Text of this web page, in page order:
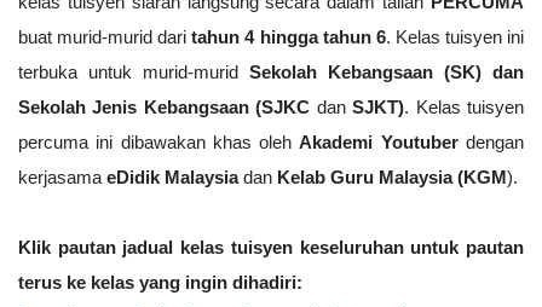
buat murid-murid dari tahun 4 hingga tahun 6. Kelas tuisyen ini
terbuka untuk murid-murid Sekolah Kebangsaan (SK) dan
Sekolah Jenis Kebangsaan (SJKC dan SJKT). Kelas tuisyen
percuma ini dibawakan khas oleh Akademi Youtuber dengan
kerjasama eDidik Malaysia dan Kelab Guru Malaysia (KGM).
Klik pautan jadual kelas tuisyen keseluruhan untuk pautan
terus ke kelas yang ingin dihadiri: